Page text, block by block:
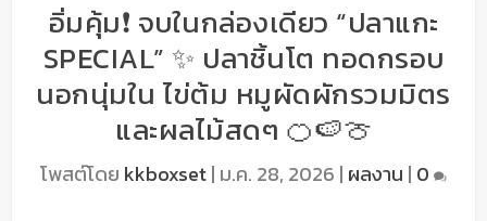
อิ่มคุ้ม❗️ จบในกล่องเดียว “ปลาแกะ
SPECIAL” ✨ ปลาชิ้นโต ทอดกรอบ
นอกนุ่มใน ไข่ต้ม หมูผัดผักรวมมิตร
และผลไม้สดๆ 🍊🍉🍈
โพสต์โดย kkboxset| ม.ค. 28, 2026 | ผลงาน | 0